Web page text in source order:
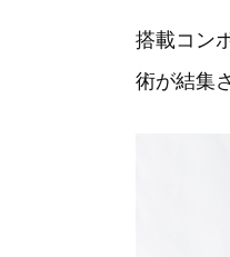
搭載コン
術が結集